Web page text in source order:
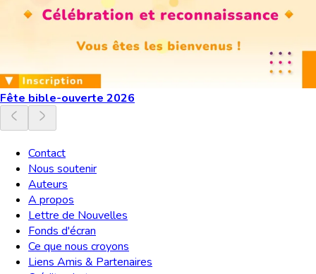
Fête bible-ouverte 2026
Contact
Nous soutenir
Auteurs
A propos
Lettre de Nouvelles
Fonds d'écran
Ce que nous croyons
Liens Amis & Partenaires